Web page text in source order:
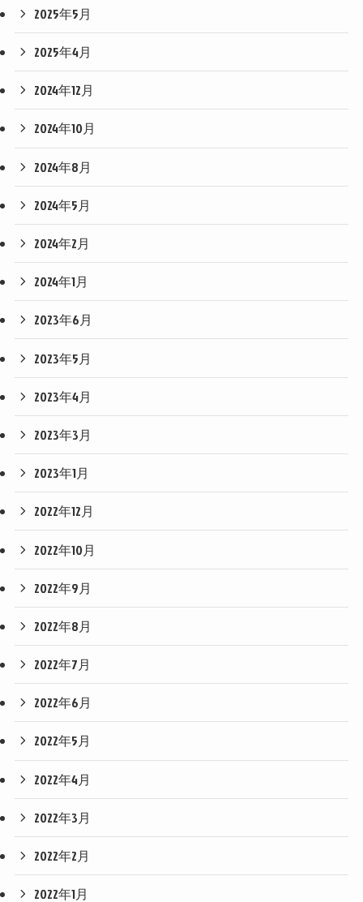
2025年5月
2025年4月
2024年12月
2024年10月
2024年8月
2024年5月
2024年2月
2024年1月
2023年6月
2023年5月
2023年4月
2023年3月
2023年1月
2022年12月
2022年10月
2022年9月
2022年8月
2022年7月
2022年6月
2022年5月
2022年4月
2022年3月
2022年2月
2022年1月